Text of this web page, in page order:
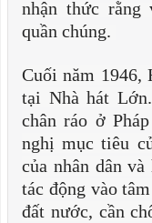
nhận thức
quần chúng.
Cuối năm 1946,
tại Nhà hát
chân ráo ở
nghị mục tiêu
của nhân dân
tác động vào
đất nước, cần